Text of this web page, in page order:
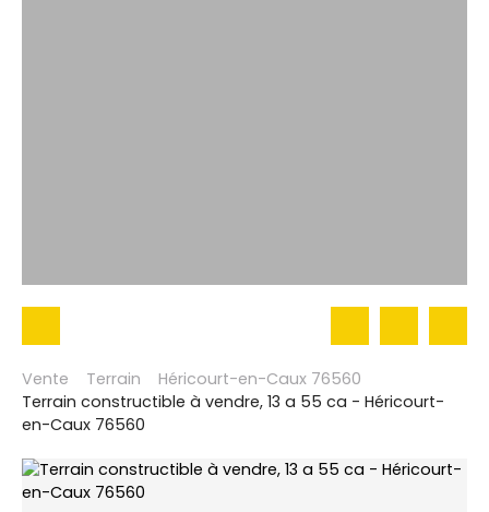
Vente Terrain
Héricourt-en-Caux 76560
Terrain constructible à vendre, 13 a 55 ca - Héricourt-
en-Caux 76560